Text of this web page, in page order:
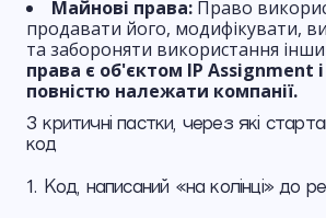
Майнові права: Право
продавати його, модифікувати,
та забороняти використання
права є об'єктом IP Assignment
повністю належати компанії.
3 критичні пастки, через які
код
1. Код, написаний «на колінці» до